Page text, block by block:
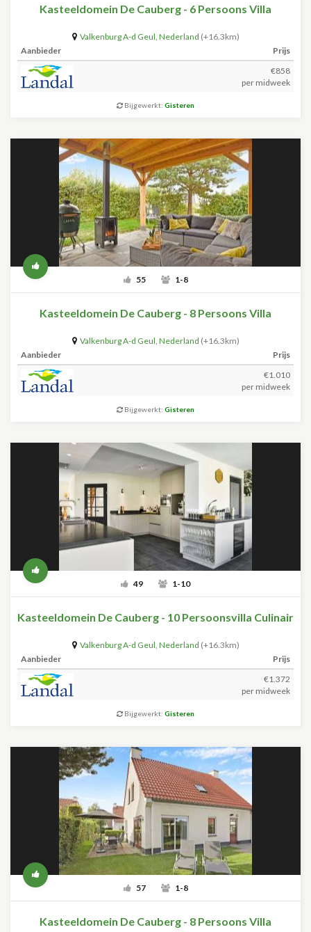
Kasteeldomein De Cauberg - 6 Persoons Villa
Valkenburg A-d Geul, Nederland (+16.3km)
Aanbieder
Prijs
€858
per midweek
Bijgewerkt: Gisteren
55 1-8
Kasteeldomein De Cauberg - 8 Persoons Villa
Valkenburg A-d Geul, Nederland (+16.3km)
Aanbieder
Prijs
€1.010
per midweek
Bijgewerkt: Gisteren
49 1-10
Kasteeldomein De Cauberg - 10 Persoonsvilla Culinair
Valkenburg A-d Geul, Nederland (+16.3km)
Aanbieder
Prijs
€1.372
per midweek
Bijgewerkt: Gisteren
57 1-8
Kasteeldomein De Cauberg - 8 Persoons Villa